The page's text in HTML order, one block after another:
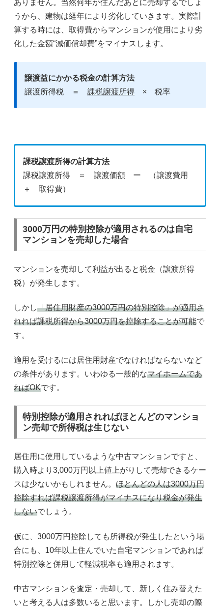
ありません。当然何年か住んだあとに売却するでしょ
うから、建物は経年により劣化していきます。実際計
算する時には、取得費からマンションが使用により劣
化した金額“減価償却費”をマイナスします。
譲渡益にかかる税金の計算方法
譲渡所得税 ＝ 課税譲渡所得 × 税率
課税譲渡所得の計算方法
課税譲渡所得 ＝ 譲渡価額 ー （譲渡費用
＋ 取得費）
3000万円の特別控除が適用されるのは自宅
マンションを売却した場合
マンションを売却して利益が出ると税金（譲渡所得
税）が発生します。
しかし「居住用財産の3000万円の特別控除」が適用さ
れれば課税所得から3000万円を控除することが可能で
す。
適用を受けるには居住用財産でなければならないなど
の条件があります。いわゆる一般的なマイホームであ
ればOKです。
特別控除が適用されればほとんどのマンショ
ン売却で所得税は生じない
居住用に使用しているような中古マンションですと、
購入時より3,000万円以上値上がりして売却できるケー
スは少ないかもしれません。 ほとんどの人は3000万円
控除すれば課税譲渡所得がマイナスになり税金が発生
しないでしょう。
仮に、3000万円控除しても所得税が発生したという場
合にも、10年以上住んでいた自宅マンションであれば
特別控除と併用して軽減税率も適用されます。
中古マンションを査定・売却して、新しく住み替えた
いと考える人は多数いると思います。しかし売却の際